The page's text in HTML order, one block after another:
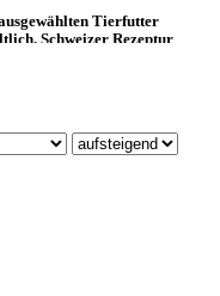
Tierfutter
Schweizer Rezeptur
für BARF.